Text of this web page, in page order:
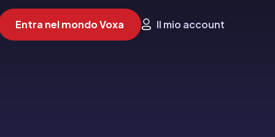
Entra nel mondo Voxa Il mio account